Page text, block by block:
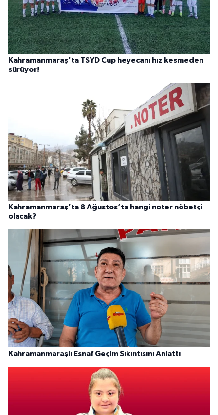
Kahramanmaraş'ta TSYD Cup heyecanı hız kesmeden
sürüyor!
Kahramanmaraş’ta 8 Ağustos’ta hangi noter nöbetçi
olacak?
Kahramanmaraşlı Esnaf Geçim Sıkıntısını Anlattı